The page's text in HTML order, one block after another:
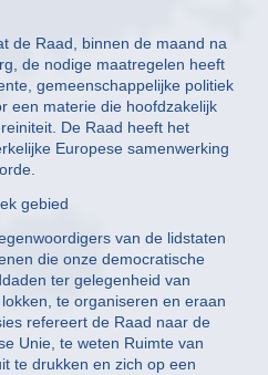
de Raad, binnen de maand na
de nodige maatregelen heeft
gemeenschappelijke politiek
een materie die hoofdzakelijk
De Raad heeft het
Europese samenwerking
gebied
van de lidstaten
die onze democratische
ter gelegenheid van
te organiseren en eraan
refereert de Raad naar de
Unie, te weten Ruimte van
te drukken en zich op een